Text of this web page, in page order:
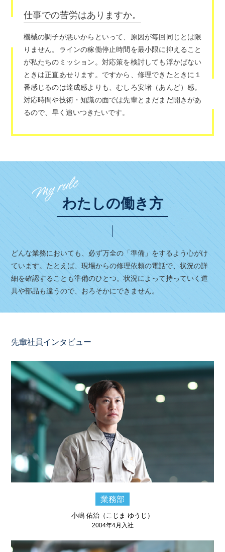
仕事での苦労はありますか。
機械の調子が悪いからといって、原因が毎回同じとは限
りません。ラインの稼働停止時間を最小限に抑えること
が私たちのミッション。対応策を検討しても浮かばない
ときは正直あせります。ですから、修理できたときに１
番感じるのは達成感よりも、むしろ安堵（あんど）感。
対応時間や技術・知識の面では先輩とまだまだ開きがあ
るので、早く追いつきたいです。
わたしの働き方
どんな業務においても、必ず万全の「準備」をするよう心がけ
ています。たとえば、現場からの修理依頼の電話で、状況の詳
細を確認することも準備のひとつ。状況によって持っていく道
具や部品も違うので、おろそかにできません。
先輩社員インタビュー
業務部
小嶋 佑治（こじま ゆうじ）
2004年4月入社